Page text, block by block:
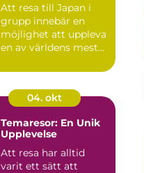
Att resa till Japan i
grupp innebär en
möjlighet att uppleva
en av världens mest
04. okt
Temaresor: En Unik
Upplevelse
Att resa har alltid
varit ett sätt att